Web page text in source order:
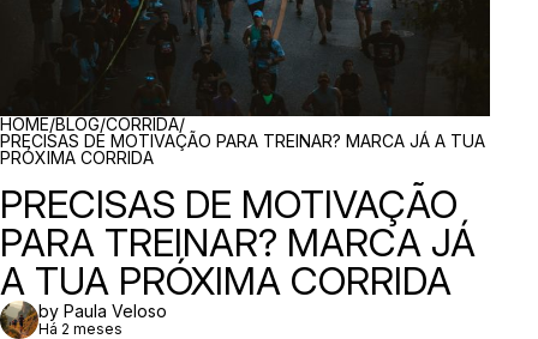
BREADCRUMBS
HOME/BLOG/CORRIDA/
PRECISAS DE MOTIVAÇÃO PARA TREINAR? MARCA JÁ A TUA
PRÓXIMA CORRIDA
PRECISAS DE MOTIVAÇÃO
PARA TREINAR? MARCA JÁ
A TUA PRÓXIMA CORRIDA
by Paula Veloso
Há 2 meses